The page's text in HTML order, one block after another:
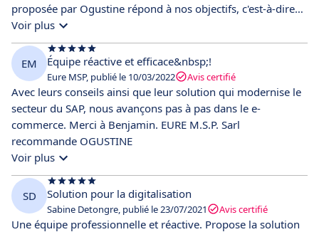
proposée par Ogustine répond à nos objectifs, c'est-à-dire
proposer à nos clients la possibilité de commander en ligne
des services à domicile.
Voir plus
EM Équipe réactive et efficace&nbsp;!
Eure MSP, publié le 10/03/2022 Avis certifié
Avec leurs conseils ainsi que leur solution qui modernise le
secteur du SAP, nous avançons pas à pas dans le e-
commerce. Merci à Benjamin. EURE M.S.P. Sarl
recommande OGUSTINE
Voir plus
SD Solution pour la digitalisation
Sabine Detongre, publié le 23/07/2021 Avis certifié
Une équipe professionnelle et réactive. Propose la solution